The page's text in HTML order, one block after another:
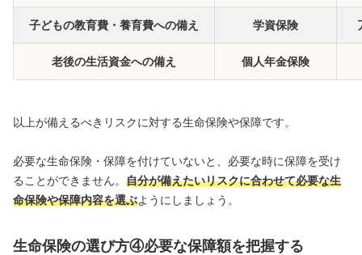
子どもの教育費・養育費への備え 学資保険
老後の生活資金への備え 個人年金保険
以上が備えるべきリスクに対する生命保険や保障です。
必要な生命保険・保障を付けていないと、必要な時に保障を受け
ることができません。 自分が備えたいリスクに合わせて必要な生
命保険や保障内容を選ぶようにしましょう。
生命保険の選び方④必要な保障額を把握する